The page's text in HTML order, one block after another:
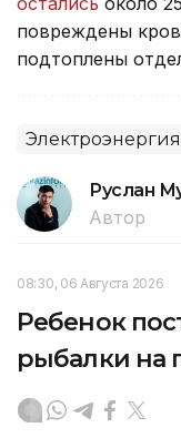
повреждены
подтоплены
Электроэнергия
Руслан
Автор
08:30, 06 Августа 2026
Ребенок
рыбалки на